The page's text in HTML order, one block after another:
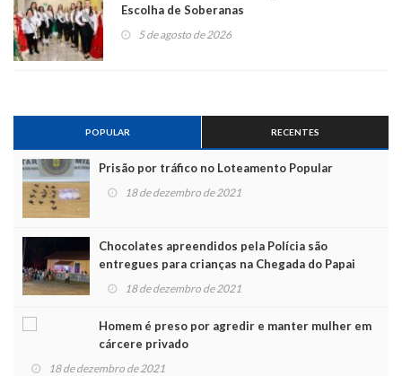
Escolha de Soberanas
5 de agosto de 2026
POPULAR RECENTES
Prisão por tráfico no Loteamento Popular
18 de dezembro de 2021
Chocolates apreendidos pela Polícia são
entregues para crianças na Chegada do Papai
Noel
18 de dezembro de 2021
Homem é preso por agredir e manter mulher em
cárcere privado
18 de dezembro de 2021